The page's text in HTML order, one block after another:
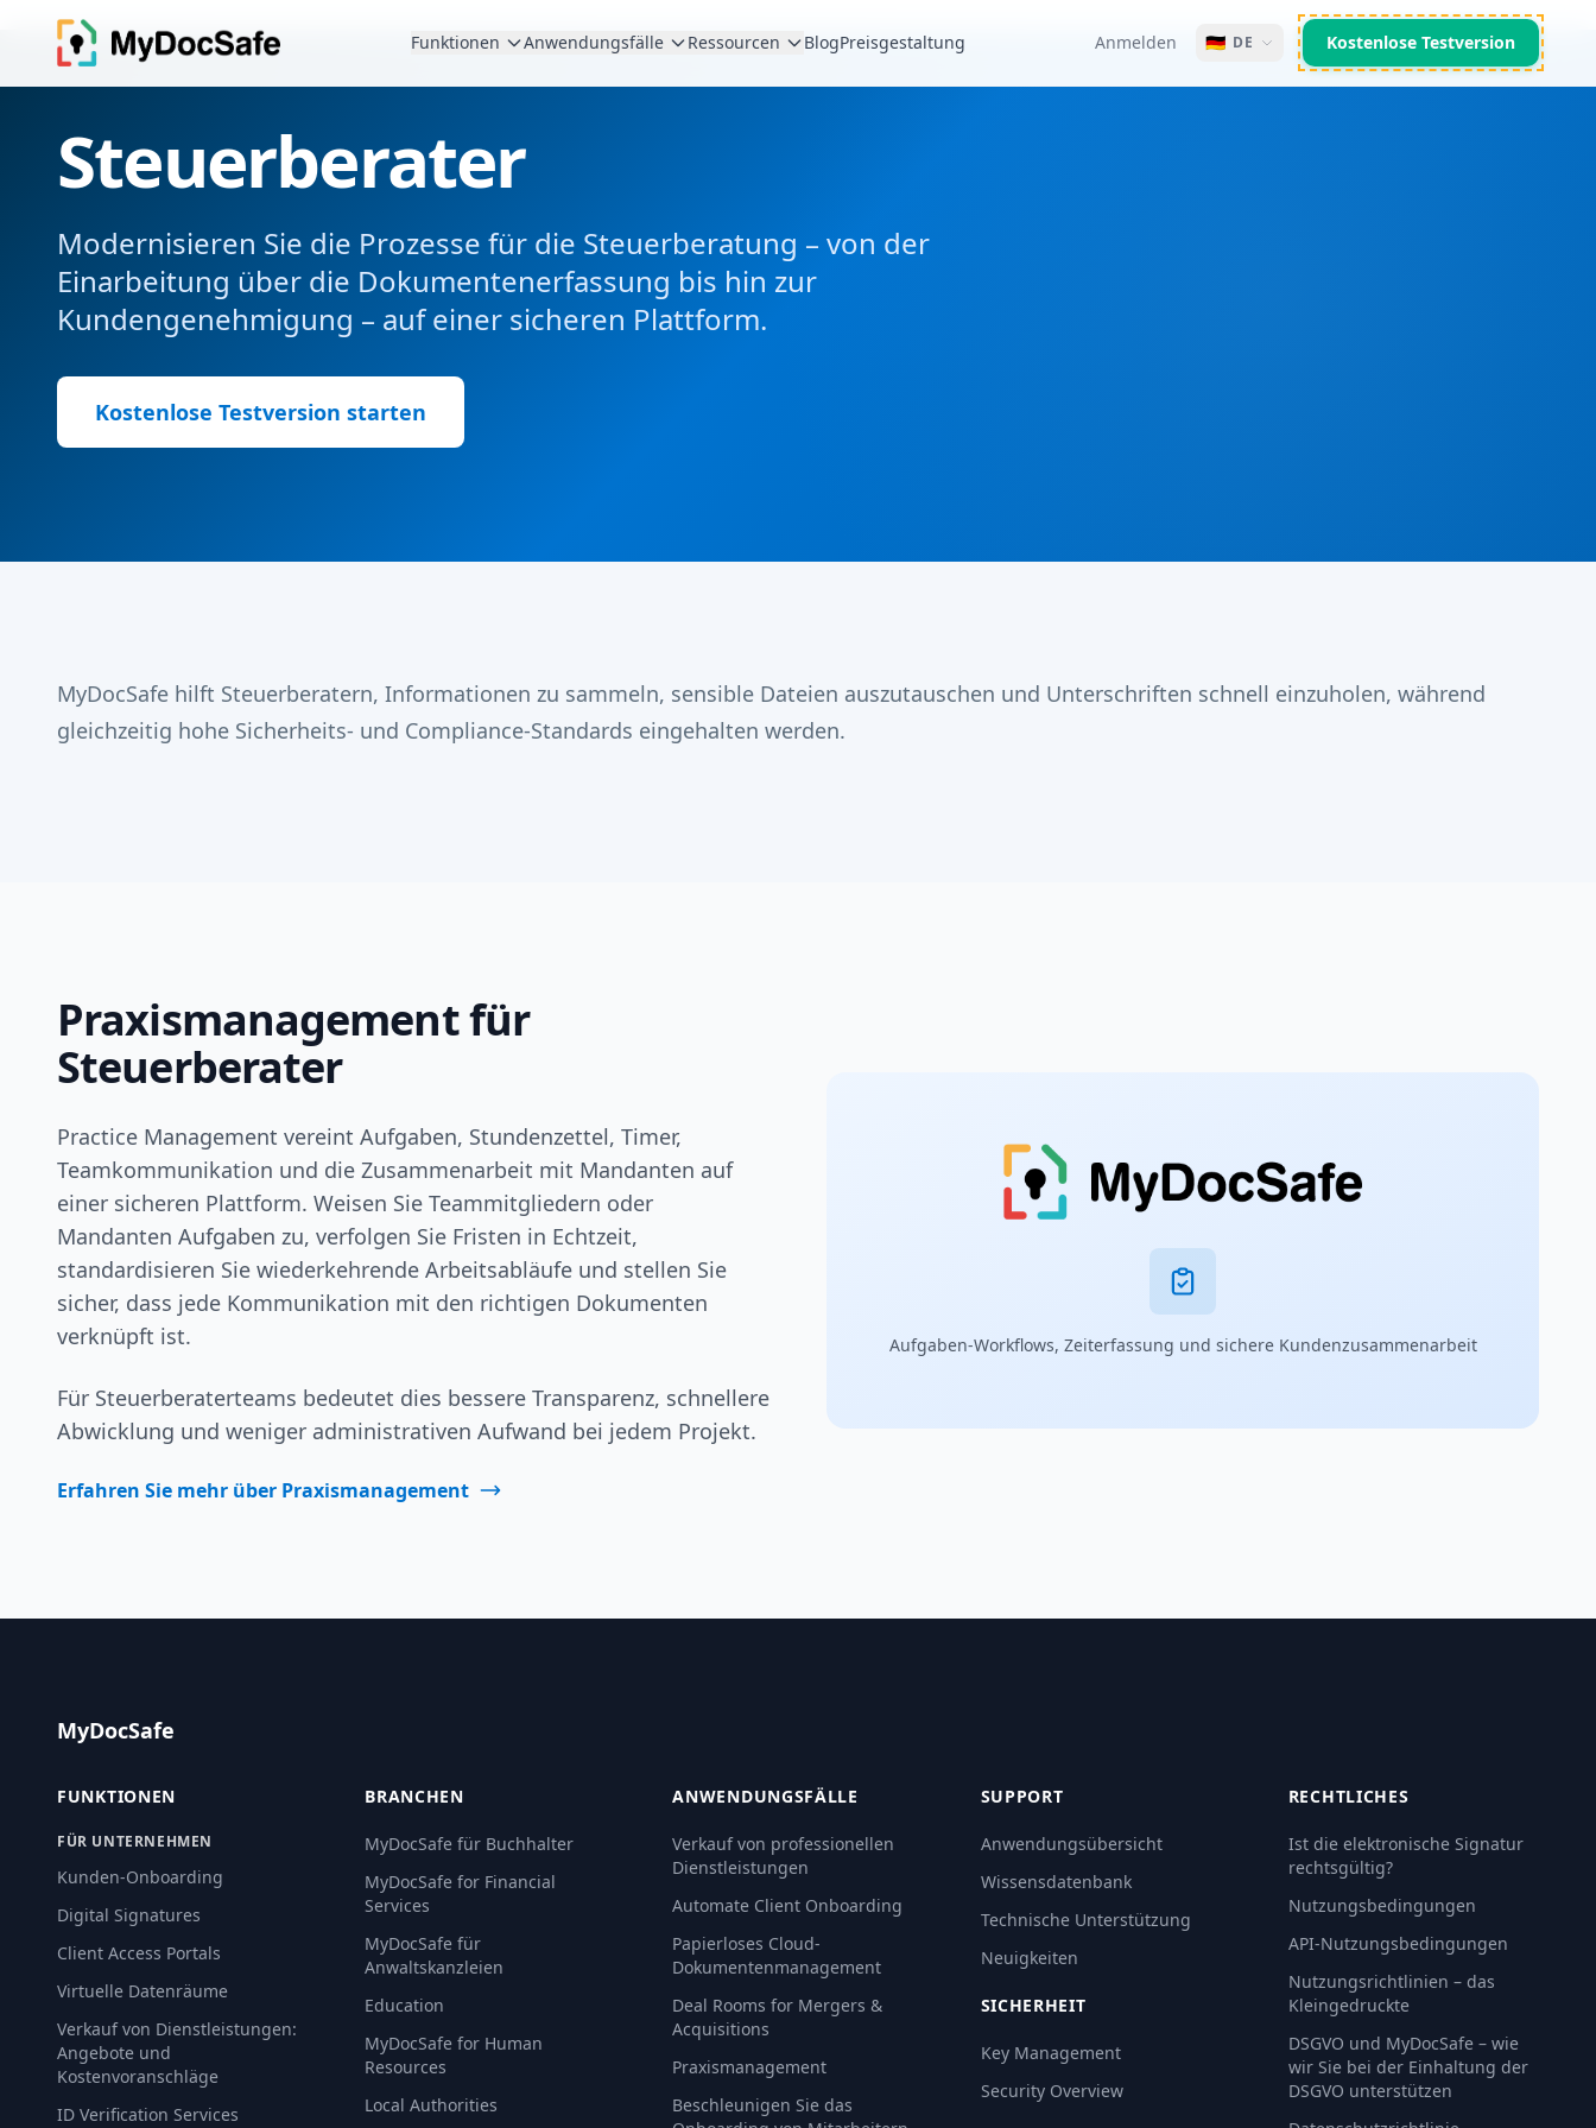
Funktionen Anwendungsfälle Ressourcen BlogPreisgestaltung Anmelden 🇩🇪 DE Kostenlose Testversion
Steuerberater
Modernisieren Sie die Prozesse für die Steuerberatung – von der
Einarbeitung über die Dokumentenerfassung bis hin zur
Kundengenehmigung – auf einer sicheren Plattform.
Kostenlose Testversion starten
MyDocSafe hilft Steuerberatern, Informationen zu sammeln, sensible Dateien auszutauschen und Unterschriften schnell einzuholen, während
gleichzeitig hohe Sicherheits- und Compliance-Standards eingehalten werden.
Praxismanagement für
Steuerberater
Practice Management vereint Aufgaben, Stundenzettel, Timer,
Teamkommunikation und die Zusammenarbeit mit Mandanten auf
einer sicheren Plattform. Weisen Sie Teammitgliedern oder
Mandanten Aufgaben zu, verfolgen Sie Fristen in Echtzeit,
standardisieren Sie wiederkehrende Arbeitsabläufe und stellen Sie
sicher, dass jede Kommunikation mit den richtigen Dokumenten
verknüpft ist.
Für Steuerberaterteams bedeutet dies bessere Transparenz, schnellere
Abwicklung und weniger administrativen Aufwand bei jedem Projekt.
Erfahren Sie mehr über Praxismanagement
Aufgaben-Workflows, Zeiterfassung und sichere Kundenzusammenarbeit
MyDocSafe
FUNKTIONEN
FÜR UNTERNEHMEN
Kunden-Onboarding
Digital Signatures
Client Access Portals
Virtuelle Datenräume
Verkauf von Dienstleistungen:
Angebote und
Kostenvoranschläge
ID Verification Services
BRANCHEN
MyDocSafe für Buchhalter
MyDocSafe for Financial
Services
MyDocSafe für
Anwaltskanzleien
Education
MyDocSafe for Human
Resources
Local Authorities
ANWENDUNGSFÄLLE
Verkauf von professionellen
Dienstleistungen
Automate Client Onboarding
Papierloses Cloud-
Dokumentenmanagement
Deal Rooms for Mergers &
Acquisitions
Praxismanagement
Beschleunigen Sie das
SUPPORT
Anwendungsübersicht
Wissensdatenbank
Technische Unterstützung
Neuigkeiten
SICHERHEIT
Key Management
Security Overview
RECHTLICHES
Ist die elektronische Signatur
rechtsgültig?
Nutzungsbedingungen
API-Nutzungsbedingungen
Nutzungsrichtlinien – das
Kleingedruckte
DSGVO und MyDocSafe – wie
wir Sie bei der Einhaltung der
DSGVO unterstützen